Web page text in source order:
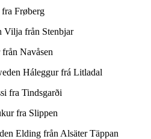
Frøberg
Vilja från Stenbjar
Navåsen
Háleggur frá Litladal
fra Tindsgarði
fra Slippen
Elding från Alsäter Täppan